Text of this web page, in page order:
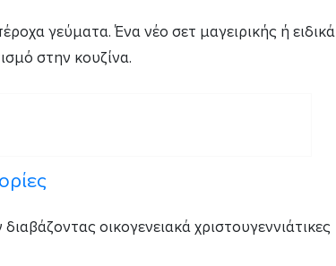
γεύματα. Ένα νέο σετ μαγειρικής ή ειδικά
στην κουζίνα.
οικογενειακά χριστουγεννιάτικες